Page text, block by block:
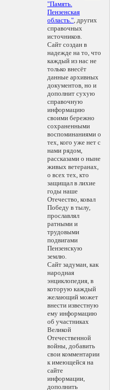
"Память.
Пензенская
область.", других
справочных
источников.
Сайт создан в
надежде на то, что
каждый из нас не
только внесёт
данные архивных
документов, но и
дополнит сухую
справочную
информацию
своими бережно
сохраненными
воспоминаниями о
тех, кого уже нет с
нами рядом,
рассказами о ныне
живых ветеранах,
о всех тех, кто
защищал в лихие
годы наше
Отечество, ковал
Победу в тылу,
прославлял
ратными и
трудовыми
подвигами
Пензенскую
землю.
Сайт задуман, как
народная
энциклопедия, в
которую каждый
желающий может
внести известную
ему информацию
об участниках
Великой
Отечественной
войны, добавить
свои комментарии
к имеющейся на
сайте
информации,
дополнить